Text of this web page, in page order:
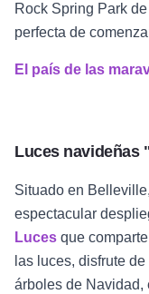
Rock Spring Park
perfecta de
El país de las
Luces navideñas
Situado en
espectacular
Luces que
las luces, disfrute
árboles de Navidad,